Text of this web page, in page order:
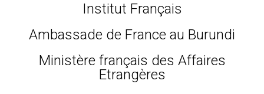
Institut Français
Ambassade de France au Burundi
Ministère français des Affaires
Etrangères